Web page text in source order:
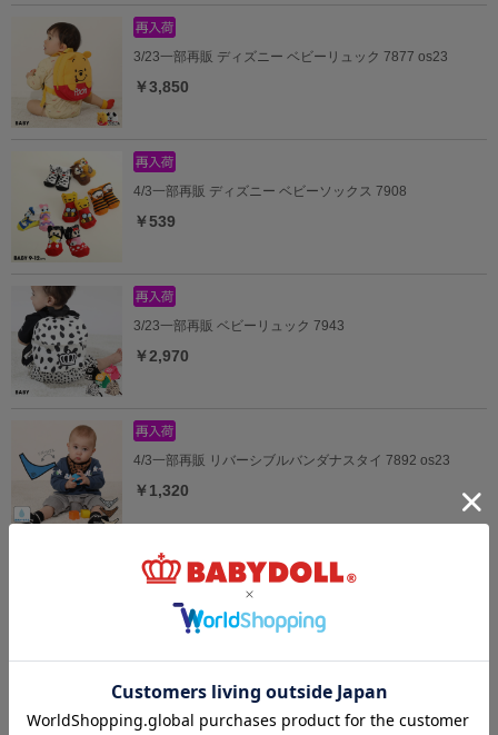
3/23一部再販 ディズニー ベビーリュック 7877 os23
￥3,850
4/3一部再販 ディズニー ベビーソックス 7908
￥539
3/23一部再販 ベビーリュック 7943
￥2,970
4/3一部再販 リバーシブルバンダナスタイ 7892 os23
￥1,320
リバーシブルバンダナスタイ 7892 os23
￥1,320
6/10一部再販 ベビーソックス 7900 os23